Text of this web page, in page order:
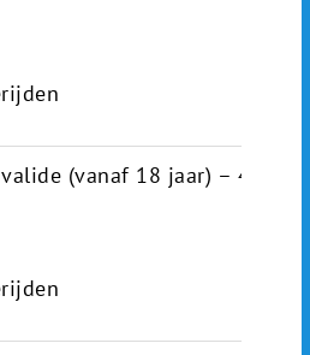
(vanaf 18 jaar) – 45